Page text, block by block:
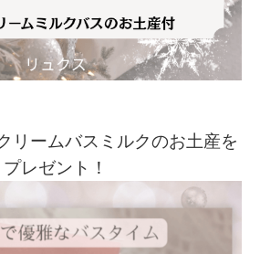
リームバスミルクのお土産を
プレゼント！